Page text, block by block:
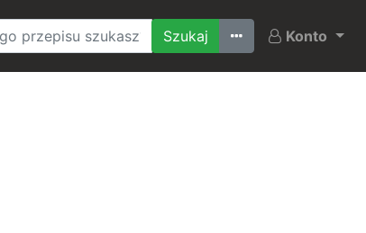
Ostatnio szukane
Konto